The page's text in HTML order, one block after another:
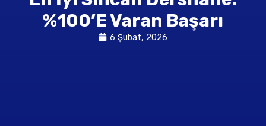
%100’e Varan Başarı
6 Şubat, 2026